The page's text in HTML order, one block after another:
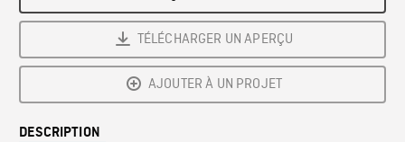
TÉLÉCHARGER UN APERÇU
AJOUTER À UN PROJET
DESCRIPTION